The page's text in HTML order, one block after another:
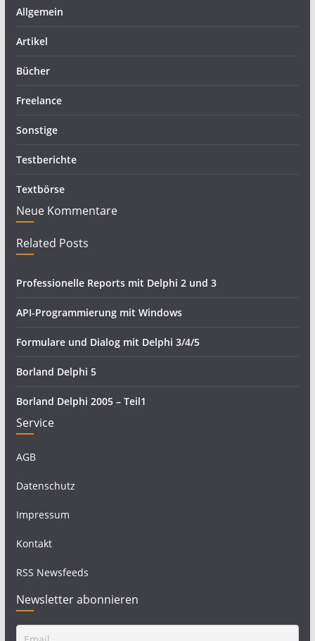
Allgemein
Artikel
Bücher
Freelance
Sonstige
Testberichte
Textbörse
Neue Kommentare
Related Posts
Professionelle Reports mit Delphi 2 und 3
API-Programmierung mit Windows
Formulare und Dialog mit Delphi 3/4/5
Borland Delphi 5
Borland Delphi 2005 – Teil1
Service
AGB
Datenschutz
Impressum
Kontakt
RSS Newsfeeds
Newsletter abonnieren